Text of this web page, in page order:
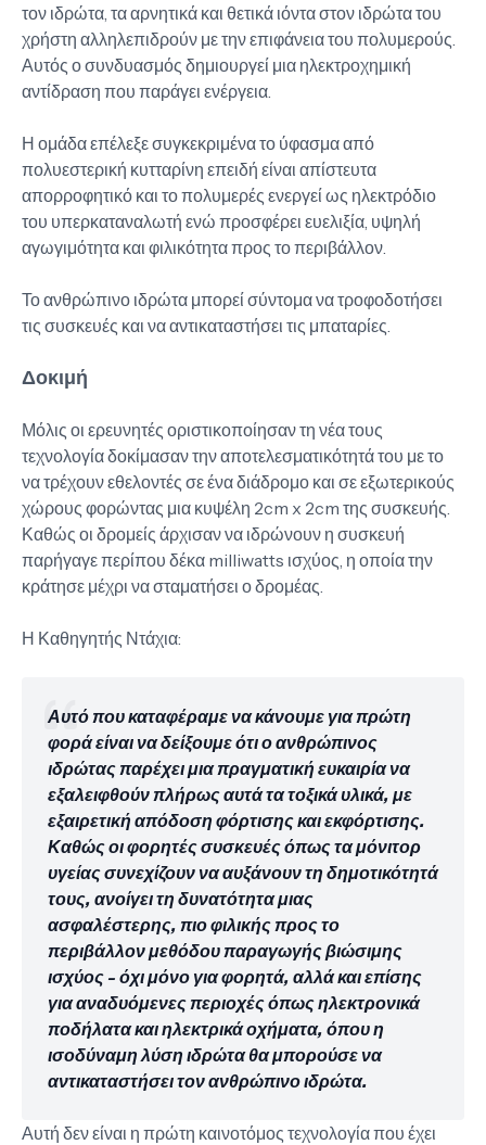
τον ιδρώτα, τα αρνητικά και θετικά ιόντα στον ιδρώτα του
χρήστη αλληλεπιδρούν με την επιφάνεια του πολυμερούς.
Αυτός ο συνδυασμός δημιουργεί μια ηλεκτροχημική
αντίδραση που παράγει ενέργεια.
Η ομάδα επέλεξε συγκεκριμένα το ύφασμα από
πολυεστερική κυτταρίνη επειδή είναι απίστευτα
απορροφητικό και το πολυμερές ενεργεί ως ηλεκτρόδιο
του υπερκαταναλωτή ενώ προσφέρει ευελιξία, υψηλή
αγωγιμότητα και φιλικότητα προς το περιβάλλον.
Το ανθρώπινο ιδρώτα μπορεί σύντομα να τροφοδοτήσει
τις συσκευές και να αντικαταστήσει τις μπαταρίες.
Δοκιμή
Μόλις οι ερευνητές οριστικοποίησαν τη νέα τους
τεχνολογία δοκίμασαν την αποτελεσματικότητά του με το
να τρέχουν εθελοντές σε ένα διάδρομο και σε εξωτερικούς
χώρους φορώντας μια κυψέλη 2cm x 2cm της συσκευής.
Καθώς οι δρομείς άρχισαν να ιδρώνουν η συσκευή
παρήγαγε περίπου δέκα milliwatts ισχύος, η οποία την
κράτησε μέχρι να σταματήσει ο δρομέας.
Η Καθηγητής Ντάχια:
Αυτό που καταφέραμε να κάνουμε για πρώτη
φορά είναι να δείξουμε ότι ο ανθρώπινος
ιδρώτας παρέχει μια πραγματική ευκαιρία να
εξαλειφθούν πλήρως αυτά τα τοξικά υλικά, με
εξαιρετική απόδοση φόρτισης και εκφόρτισης.
Καθώς οι φορητές συσκευές όπως τα μόνιτορ
υγείας συνεχίζουν να αυξάνουν τη δημοτικότητά
τους, ανοίγει τη δυνατότητα μιας
ασφαλέστερης, πιο φιλικής προς το
περιβάλλον μεθόδου παραγωγής βιώσιμης
ισχύος - όχι μόνο για φορητά, αλλά και επίσης
για αναδυόμενες περιοχές όπως ηλεκτρονικά
ποδήλατα και ηλεκτρικά οχήματα, όπου η
ισοδύναμη λύση ιδρώτα θα μπορούσε να
αντικαταστήσει τον ανθρώπινο ιδρώτα.
Αυτή δεν είναι η πρώτη καινοτόμος τεχνολογία που έχει